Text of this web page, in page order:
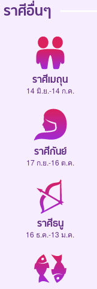
ราศีอื่นๆ
ราศีเมถุน
14 มิ.ย.-14 ก.ค.
ราศีกันย์
17 ก.ย.-16 ต.ค.
ราศีธนู
16 ธ.ค.-13 ม.ค.